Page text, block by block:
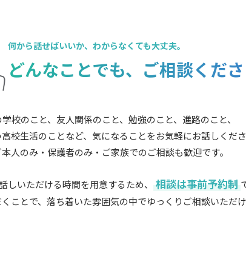
何から話せばいいか、 わからなくても大丈夫。
どんなことでも、 ご相談くだ
校のこと、友人関係のこと、勉強のこと、進路のこと、
校生活のことなど、気になることをお気軽にお話しくだ
本人のみ・保護者のみ・ご家族でのご相談も歓迎です。
しいただける時間を用意するため、 相談は事前予約制
ことで、落ち着いた雰囲気の中でゆっくりご相談いただ